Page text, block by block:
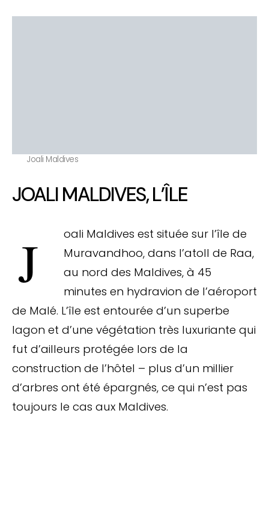
Joali Maldives
JOALI MALDIVES, L’ÎLE
Joali Maldives est située sur l’île de
Muravandhoo, dans l’atoll de Raa,
au nord des Maldives, à 45
minutes en hydravion de l’aéroport
de Malé. L’île est entourée d’un superbe
lagon et d’une végétation très luxuriante qui
fut d’ailleurs protégée lors de la
construction de l’hôtel – plus d’un millier
d’arbres ont été épargnés, ce qui n’est pas
toujours le cas aux Maldives.